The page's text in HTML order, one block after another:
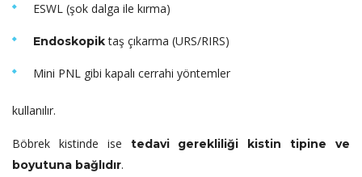
ESWL (şok dalga ile kırma)
Endoskopiktaş çıkarma (URS/RIRS)
Mini PNL gibi kapalı cerrahi yöntemler
kullanılır.
Böbrek kistinde ise tedavi gerekliliği kistin tipine ve
boyutuna bağlıdır.